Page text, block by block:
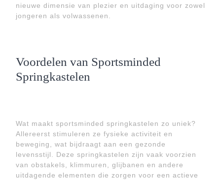
nieuwe dimensie van plezier en uitdaging voor zowel
jongeren als volwassenen.
Voordelen van Sportsminded
Springkastelen
Wat maakt sportsminded springkastelen zo uniek?
Allereerst stimuleren ze fysieke activiteit en
beweging, wat bijdraagt aan een gezonde
levensstijl. Deze springkastelen zijn vaak voorzien
van obstakels, klimmuren, glijbanen en andere
uitdagende elementen die zorgen voor een actieve